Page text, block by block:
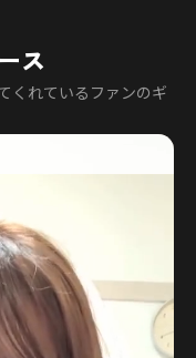
ス
くれているファンのギ